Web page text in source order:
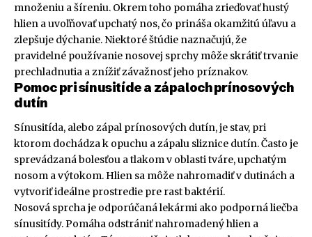
množeniu a šíreniu. Okrem toho pomáha zrieďovať hustý
hlien a uvoľňovať upchatý nos, čo prináša okamžitú úľavu a
zlepšuje dýchanie. Niektoré štúdie naznačujú, že
pravidelné používanie nosovej sprchy môže skrátiť trvanie
prechladnutia a znížiť závažnosť jeho príznakov.
Pomoc pri sínusitíde a zápaloch prínosových
dutín
Sínusitída, alebo zápal prínosových dutín, je stav, pri
ktorom dochádza k opuchu a zápalu sliznice dutín. Často je
sprevádzaná bolesťou a tlakom v oblasti tváre, upchatým
nosom a výtokom. Hlien sa môže nahromadiť v dutinách a
vytvoriť ideálne prostredie pre rast baktérií.
Nosová sprcha je odporúčaná lekármi ako podporná liečba
sínusitídy. Pomáha odstrániť nahromadený hlien a